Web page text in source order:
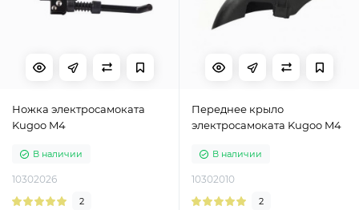
Ножка электросамоката
Kugoo M4
В наличии
10302026
2
Переднее крыло
электросамоката Kugoo M4
В наличии
10302010
2